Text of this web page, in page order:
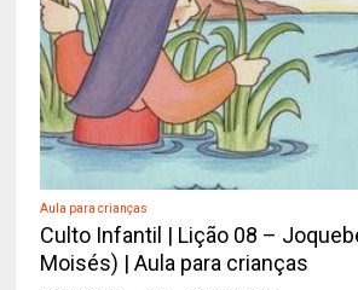
Aula para crianças
Culto Infantil | Lição 08 –
Moisés) | Aula para crianças